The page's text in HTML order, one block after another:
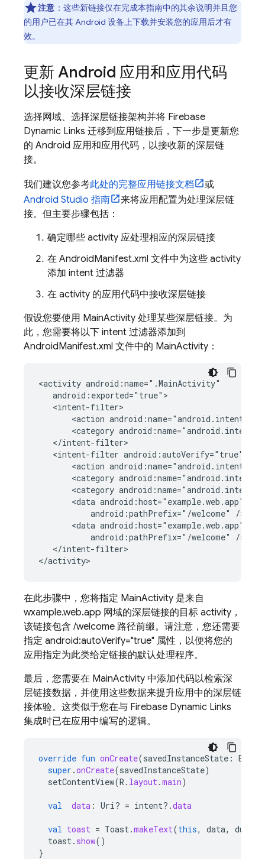
注意 ：这些新链接仅在完成本指南中的其余说明并且您
的用户已在其 Android 设备上下载并安装您的应用后才有
效。
更新 Android 应用和应用代码
以接收深层链接
选择网域、选择深层链接架构并将 Firebase
Dynamic Links 迁移到应用链接后，下一步是更新您
的 Android 应用和应用代码，以接收新的深层链
接。
我们建议您参考此处的完整应用链接文档
或
Android Studio 指南
来将应用配置为处理深层链
接。但主要步骤包括：
确定哪些 activity 应处理相应的深层链接
在 AndroidManifest.xml 文件中为这些 activity
添加 intent 过滤器
在 activity 的应用代码中接收深层链接
假设您要使用 MainActivity 处理某些深层链接。为
此，您需要将以下 intent 过滤器添加到
AndroidManifest.xml 文件中的 MainActivity：
<activity
<action
<category
<intent-filter
<action
<category
<category
<data android:host="example.web.app"
android:pathPrefix="/welcome"
<data android:host="example.web.app"
android:pathPrefix="/welcome"
</intent-filter>
在此步骤中，您将指定 MainActivity 是来自
wxample.web.app 网域的深层链接的目标 activity，
该链接包含 /welcome 路径前缀。请注意，您还需要
指定 android:autoVerify="true" 属性，以便将您的
应用指定为此类给定链接的默认处理程序。
最后，您需要在 MainActivity 中添加代码以检索深
层链接数据，并使用这些数据来提升应用中的深层链
接体验。这类似于您在与 Firebase Dynamic Links
集成时已在应用中编写的逻辑。
override fun onCreate(savedInstanceState :
super .onCreate(savedInstanceState)
setContentView(R . layout.main)
val data : Uri? = intent?.data
val toast = Toast.makeText(this, data,
toast. show()
}